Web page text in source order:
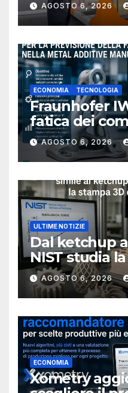
AGOSTO 6, 2026
ECONOMIA TECNOLOGIA
Fraunhofer
fatica dei
metallici
AGOSTO 6, 2026
ULTIME NOTIZIE
Dal ketchup
NIST studia
rendere più
stampa 3D
AGOSTO 6, 2026
ECONOMIA
Xometry